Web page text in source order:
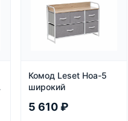
Комод Leset Ноа-5
широкий
5 610 ₽